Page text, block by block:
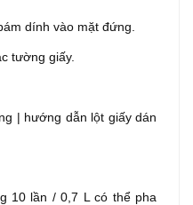
dính vào mặt đứng.
tường giấy.
10 lần / 0,7 L có thể pha